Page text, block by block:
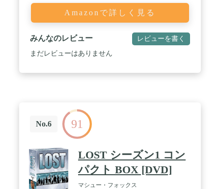
Amazonで詳しく見る
みんなのレビュー レビューを書く
まだレビューはありません
No.6 91
LOST シーズン1 コン
パクト BOX [DVD]
マシュー・フォックス